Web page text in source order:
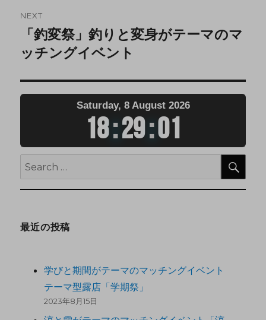
NEXT
「釣変祭」釣りと変身がテーマのマ
ッチングイベント
Saturday, 8 August 2026
18:29:02
最近の投稿
学びと期間がテーマのマッチングイベント
テーマ型露店「学期祭」
2023年8月15日